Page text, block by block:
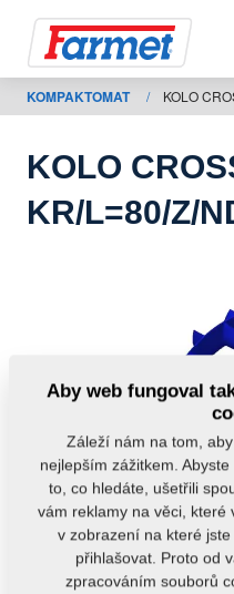
Zpět
na
shop
stažení
KOMPAKTOMAT / KOLO
KOLO
KR/L=80/Z/
Aby web fungoval
Záleží nám na tom,
nejlepším zážitkem.
to, co hledáte, ušetřili
vám reklamy na věci, které
v zobrazení na které
přihlašovat. Proto od
zpracováním souborů